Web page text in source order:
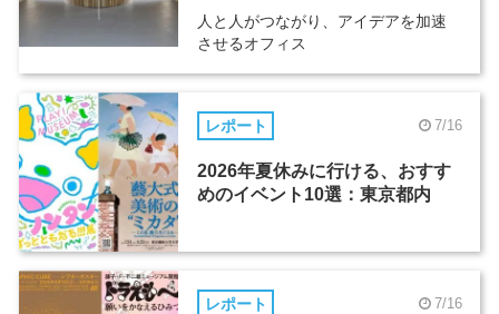
人と人がつながり、アイデアを加速
させるオフィス
レポート 7/16
2026年夏休みに行ける、おすす
めのイベント10選：東京都内
レポート 7/16